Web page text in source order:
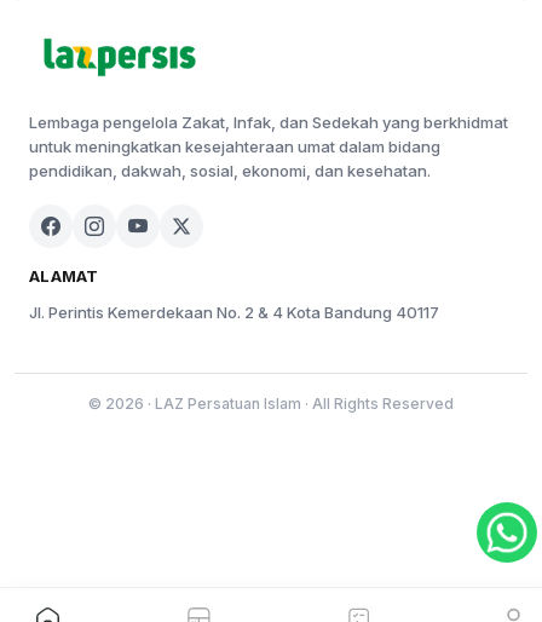
Lembaga pengelola Zakat, Infak, dan Sedekah yang berkhidmat
untuk meningkatkan kesejahteraan umat dalam bidang
pendidikan, dakwah, sosial, ekonomi, dan kesehatan.
ALAMAT
Jl. Perintis Kemerdekaan No. 2 & 4 Kota Bandung 40117
© 2026 · LAZ Persatuan Islam · All Rights Reserved